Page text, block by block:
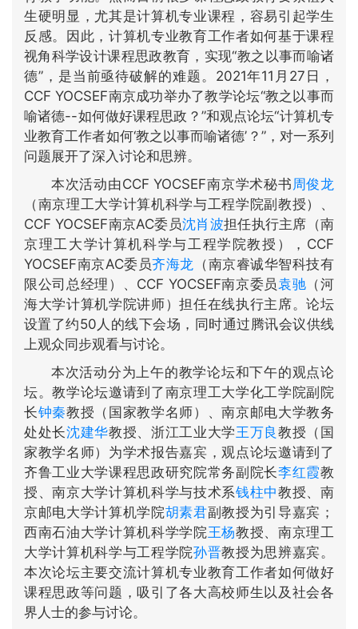
生硬明显，尤其是计算机专业课程，容易引起学生
反感。因此，计算机专业教育工作者如何基于课程
视角科学设计课程思政教育，实现“教之以事而喻诸
德”，是当前亟待破解的难题。2021年11月27日，
CCF YOCSEF南京成功举办了教学论坛“教之以事而
喻诸德--如何做好课程思政？”和观点论坛“计算机专
业教育工作者如何‘教之以事而喻诸德’？”，对一系列
问题展开了深入讨论和思辨。
本次活动由CCF YOCSEF南京学术秘书 周俊龙
（南京理工大学计算机科学与工程学院副教授）、
CCF YOCSEF南京AC委员沈肖波担任执行主席（南
京理工大学计算机科学与工程学院教授），CCF
YOCSEF南京AC委员齐海龙 （南京睿诚华智科技有
限公司总经理）、CCF YOCSEF南京委员袁驰 （河
海大学计算机学院讲师）担任在线执行主席。论坛
设置了约50人的线下会场，同时通过腾讯会议供线
上观众同步观看与讨论。
本次活动分为上午的教学论坛和下午的观点论
坛。教学论坛邀请到了南京理工大学化工学院副院
长钟秦教授（国家教学名师）、南京邮电大学教务
处处长沈建华教授、浙江工业大学王万良 教授（国
家教学名师）为学术报告嘉宾，观点论坛邀请到了
齐鲁工业大学课程思政研究院常务副院长李红霞教
授、南京大学计算机科学与技术系钱柱中教授、南
京邮电大学计算机学院胡素君副教授为引导嘉宾；
西南石油大学计算机科学学院王杨教授、南京理工
大学计算机科学与工程学院孙晋教授为思辨嘉宾。
本次论坛主要交流计算机专业教育工作者如何做好
课程思政等问题，吸引了各大高校师生以及社会各
界人士的参与讨论。